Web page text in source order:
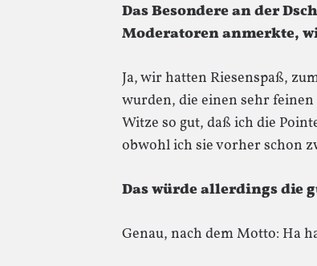
Das Besondere an der
Moderatoren anmerkte,
Ja, wir hatten Riesenspaß,
wurden, die einen sehr
Witze so gut, daß ich die
obwohl ich sie vorher schon
Das würde allerdings die
Genau, nach dem Motto: Ha